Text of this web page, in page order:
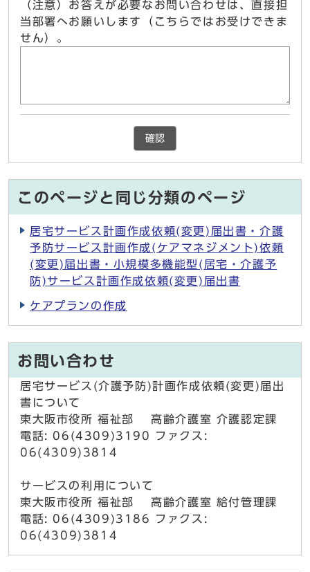
（注意）お答えが必要なお問い合わせは、直接担
当部署へお願いします（こちらではお受けできま
せん）。
確認
このページと同じ分類のページ
居宅サービス計画作成依頼(変更)届出書・介護
予防サービス計画作成(ケアマネジメント)依頼
(変更)届出書・小規模多機能型(居宅・介護予
防)サービス計画作成依頼(変更)届出書
ケアプランの作成
お問い合わせ
居宅サービス(介護予防)計画作成依頼(変更)届出
書について
東大阪市役所 福祉部 高齢介護室 介護認定課
電話: 06(4309)3190 ファクス:
06(4309)3814
サービスの利用について
東大阪市役所 福祉部 高齢介護室 給付管理課
電話: 06(4309)3186 ファクス:
06(4309)3814